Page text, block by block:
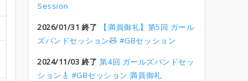
Session
2026/01/31 終了
【満員御礼】第5回 ガール
ズバンドセッション🧸 #GBセッション
2024/11/03 終了 第4回 ガールズバンドセッ
ション🎸 #GBセッション 満員御礼